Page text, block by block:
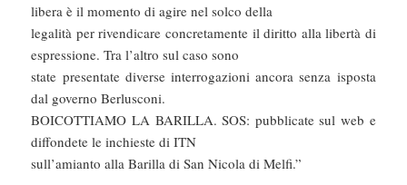
libera è il momento di agire nel solco della
legalità per rivendicare concretamente il diritto alla libertà di
espressione. Tra l’altro sul caso sono
state presentate diverse interrogazioni ancora senza isposta
dal governo Berlusconi.
BOICOTTIAMO LA BARILLA. SOS: pubblicate sul web e
diffondete le inchieste di ITN
sull’amianto alla Barilla di San Nicola di Melfi.”